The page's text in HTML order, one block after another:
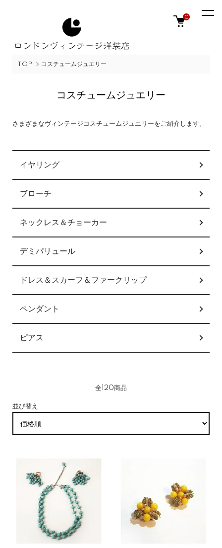
0
TOP コスチュームジュエリー
コスチュームジュエリー
さまざまなヴィンテージコスチュームジュエリーをご紹介します。
カテゴリー一覧
イヤリング
ブローチ
ネックレス＆チョーカー
デミパリュール
ドレス＆スカーフ＆ファークリップ
ペンダント
ピアス
全120商品
並び替え